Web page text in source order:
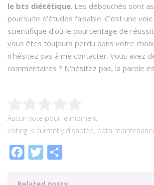
le bts diététique. Les débouchés sont
poursuite d’études faisable. C’est une
scientifique d’où le pourcentage de
vous êtes toujours perdu dans votre
n’hésitez pas à me contacter. Vous avez
commentaires ? N’hésitez pas, la parole
Aucun vote pour le moment
Voting is currently disabled, data
Facebook
Twitter